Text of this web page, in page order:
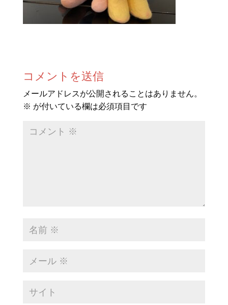
コメントを送信
メールアドレスが公開されることはありません。
※ が付いている欄は必須項目です